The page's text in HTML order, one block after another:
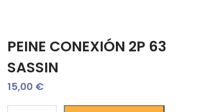
PEINE CONEXIÓN 2P 63
SASSIN
15,00 €